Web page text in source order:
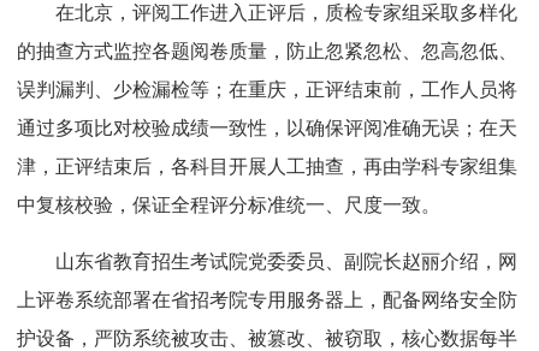
在北京，评阅工作进入正评后，质检专家组采取多样化
的抽查方式监控各题阅卷质量，防止忽紧忽松、忽高忽低、
误判漏判、少检漏检等；在重庆，正评结束前，工作人员将
通过多项比对校验成绩一致性，以确保评阅准确无误；在天
津，正评结束后，各科目开展人工抽查，再由学科专家组集
中复核校验，保证全程评分标准统一、尺度一致。
山东省教育招生考试院党委委员、副院长赵丽介绍，网
上评卷系统部署在省招考院专用服务器上，配备网络安全防
护设备，严防系统被攻击、被篡改、被窃取，核心数据每半